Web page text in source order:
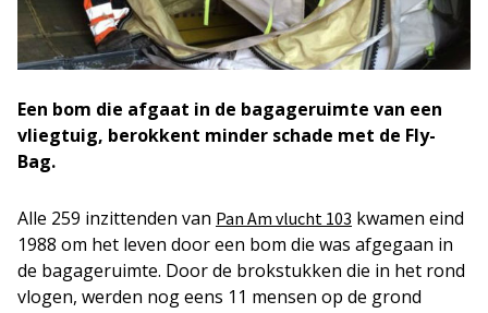
Een bom die afgaat in de bagageruimte van een
vliegtuig, berokkent minder schade met de Fly-
Bag.
Alle 259 inzittenden van Pan Am vlucht 103 kwamen eind
1988 om het leven door een bom die was afgegaan in
de bagageruimte. Door de brokstukken die in het rond
vlogen, werden nog eens 11 mensen op de grond